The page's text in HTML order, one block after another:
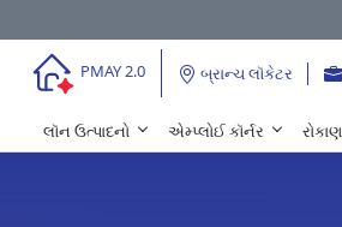
PMAY 2.0 બ્રાન્ચ લૉકેટર
લૉન ઉત્પાદનો એમ્પ્લોઈ કૉર્નર